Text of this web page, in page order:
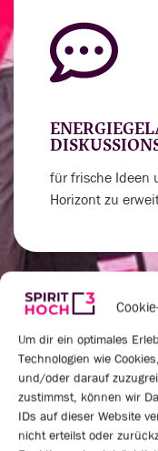
Um dir ein optimales
Technologien wie
und/oder darauf
zustimmst, können wir
IDs auf dieser Website
nicht erteilst oder
für frische Ideen
Horizont zu